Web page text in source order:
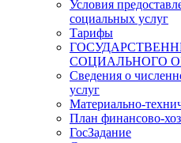
Условия
социальных услуг
Тарифы
СОЦИАЛЬНОГО
Сведения о
услуг
Материально-
План финансово-
ГосЗадание